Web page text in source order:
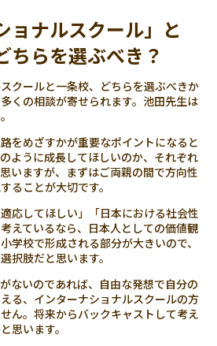
ョナルスクール」と
ちらを選ぶべき？
クールと一条校、どちらを選ぶべきか
くの相談が寄せられます。池田先生は
をめざすかが重要なポイントになると
ように成長してほしいのか、それぞれ
いますが、まずはご両親の間で方向性
ることが大切です。
応してほしい」「日本における社会性
えているなら、日本人としての価値観
学校で形成される部分が大きいので、
択肢だと思います。
ないのであれば、自由な発想で自分の
る、インターナショナルスクールの方
ん。将来からバックキャストして考え
思います。